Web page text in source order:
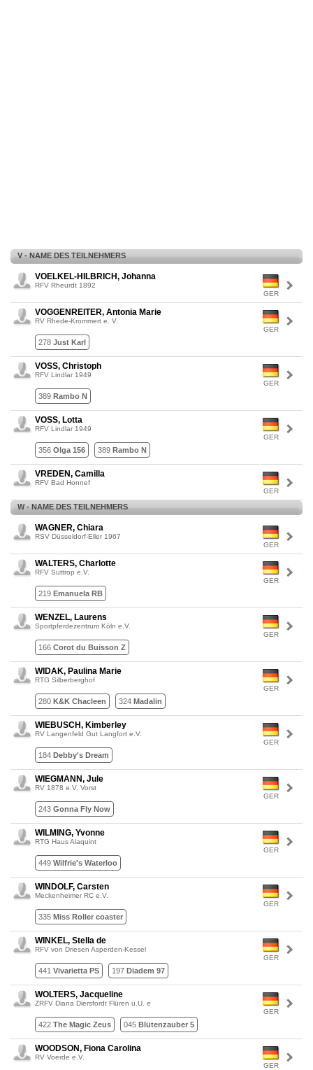
V - NAME DES TEILNEHMERS
GER
VOELKEL-HILBRICH, Johanna
RFV Rheurdt 1892
GER
VOGGENREITER, Antonia Marie
RV Rhede-Krommert e. V.
278 Just Karl
GER
VOSS, Christoph
RFV Lindlar 1949
389 Rambo N
GER
VOSS, Lotta
RFV Lindlar 1949
356 Olga 156 389 Rambo N
GER
VREDEN, Camilla
RFV Bad Honnef
W - NAME DES TEILNEHMERS
GER
WAGNER, Chiara
RSV Düsseldorf-Eller 1967
GER
WALTERS, Charlotte
RFV Suttrop e.V.
219 Emanuela RB
GER
WENZEL, Laurens
Sportpferdezentrum Köln e.V.
166 Corot du Buisson Z
GER
WIDAK, Paulina Marie
RTG Silberberghof
280 K&K Chacleen 324 Madalin
GER
WIEBUSCH, Kimberley
RV Langenfeld Gut Langfort e.V.
184 Debby's Dream
GER
WIEGMANN, Jule
RV 1878 e.V. Vorst
243 Gonna Fly Now
GER
WILMING, Yvonne
RTG Haus Alaquint
449 Wilfrie's Waterloo
GER
WINDOLF, Carsten
Meckenheimer RC e.V.
335 Miss Roller coaster
GER
WINKEL, Stella de
RFV von Driesen Asperden-Kessel
441 Vivarietta PS 197 Diadem 97
GER
WOLTERS, Jacqueline
ZRFV Diana Diersfordt Flüren u.U. e
422 The Magic Zeus 045 Blütenzauber 5
GER
WOODSON, Fiona Carolina
RV Voerde e.V.